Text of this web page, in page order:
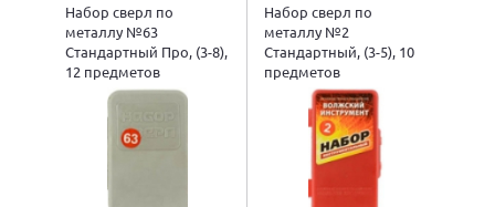
Набор сверл по
металлу №63
Стандартный Про, (3-8),
12 предметов
Набор сверл по
металлу №2
Стандартный, (3-5), 10
предметов